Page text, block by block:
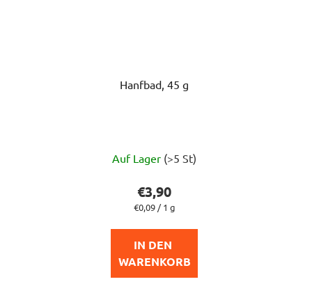
Hanfbad, 45 g
Auf Lager (>5 St)
€3,90
Verkaufspreis:
€0,09 / 1 g
IN DEN
WARENKORB